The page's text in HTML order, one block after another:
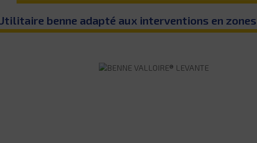
benne adapté aux interventions en